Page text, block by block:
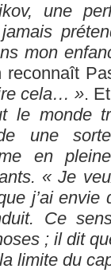
une
mon
reconnaît
cela… ».
le monde
une
en
« Je
j’ai
Ce
; il dit
limite du